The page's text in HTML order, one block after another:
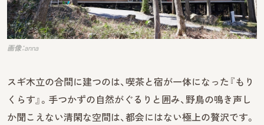
画像：anna
スギ木立の合間に建つのは、喫茶と宿が一体になった『もり
くらす』。手つかずの自然がぐるりと囲み、野鳥の鳴き声し
か聞こえない清閑な空間は、都会にはない極上の贅沢です。